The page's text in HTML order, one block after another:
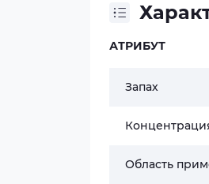
АТРИБУТ
Запах
Область